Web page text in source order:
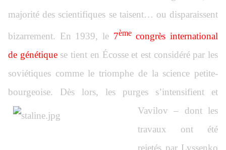
majorité des scientifiques se taisent… ou disparaissent
bizarrement. En 1939, le 7èmecongrès international
de génétiquese tient en Écosse et est considéré par les
soviétiques comme le triomphe de la science petite-
bourgeoise. Dès lors, les purges s’intensifient et
Vavilov – dont les
travaux ont été